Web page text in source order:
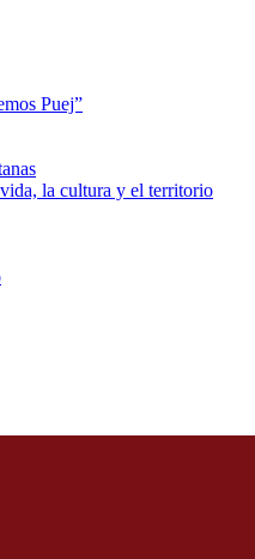
Puej”
la cultura y el territorio